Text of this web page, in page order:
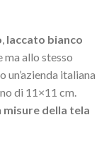
, laccato bianco
ma allo stesso
un’azienda italiana
di 11×11 cm.
misure della tela